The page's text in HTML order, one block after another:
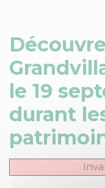
le 19
durant